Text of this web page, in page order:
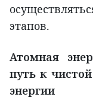
этапов.
Атомная
путь к
энергии